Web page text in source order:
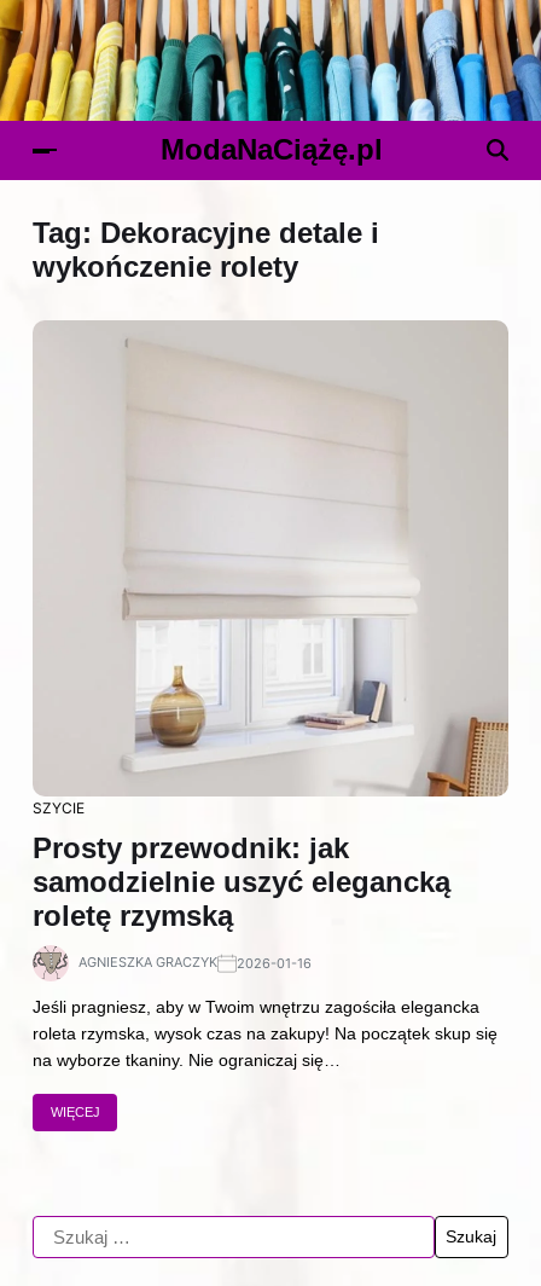
ModaNaCiążę.pl
Tag: Dekoracyjne detale i
wykończenie rolety
SZYCIE
Prosty przewodnik: jak
samodzielnie uszyć elegancką
roletę rzymską
AGNIESZKA GRACZYK 2026-01-16
Jeśli pragniesz, aby w Twoim wnętrzu zagościła elegancka
roleta rzymska, wysok czas na zakupy! Na początek skup się
na wyborze tkaniny. Nie ograniczaj się…
WIĘCEJ